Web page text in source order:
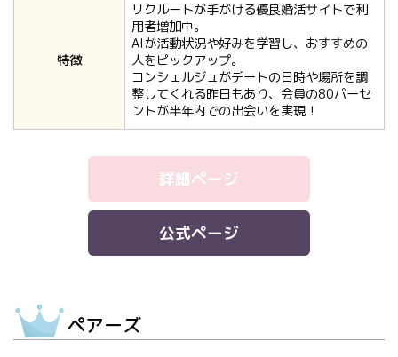
特徴
リクルートが手がける優良婚活サイトで利
用者増加中。
AIが活動状況や好みを学習し、おすすめの
人をピックアップ。
コンシェルジュがデートの日時や場所を調
整してくれる昨日もあり、会員の80パーセ
ントが半年内での出会いを実現！
詳細ページ
公式ページ
ペアーズ